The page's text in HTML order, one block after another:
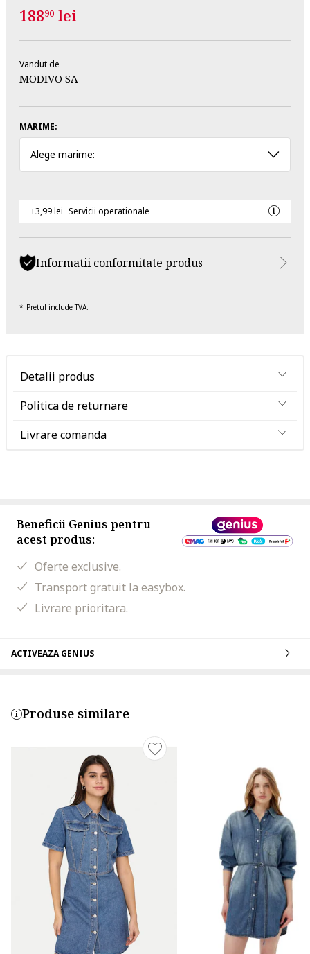
18890 lei
Vandut de
MODIVO SA
MARIME:
Alege marime:
+3,99 lei Servicii operationale
Informatii conformitate produs
Pretul include TVA.
Detalii produs
Politica de returnare
Livrare comanda
Beneficii Genius pentru
acest produs:
Oferte exclusive.
Transport gratuit la easybox.
Livrare prioritara.
ACTIVEAZA GENIUS
Produse similare